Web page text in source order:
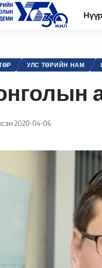
Нүүр
УЛС ТӨРИЙН НАМ
2020-04-06